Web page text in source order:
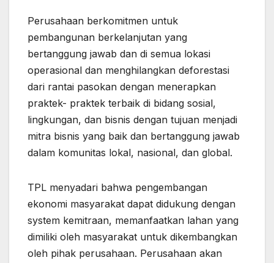
Perusahaan berkomitmen untuk
pembangunan berkelanjutan yang
bertanggung jawab dan di semua lokasi
operasional dan menghilangkan deforestasi
dari rantai pasokan dengan menerapkan
praktek- praktek terbaik di bidang sosial,
lingkungan, dan bisnis dengan tujuan menjadi
mitra bisnis yang baik dan bertanggung jawab
dalam komunitas lokal, nasional, dan global.
TPL menyadari bahwa pengembangan
ekonomi masyarakat dapat didukung dengan
system kemitraan, memanfaatkan lahan yang
dimiliki oleh masyarakat untuk dikembangkan
oleh pihak perusahaan. Perusahaan akan